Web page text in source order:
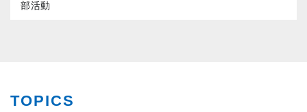
部活動
TOPICS